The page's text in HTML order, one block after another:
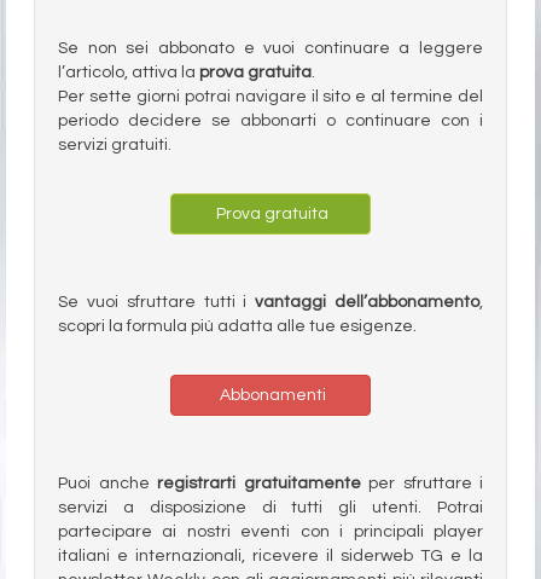
Se non sei abbonato e vuoi continuare a leggere
l’articolo, attiva la prova gratuita.
Per sette giorni potrai navigare il sito e al termine del
periodo decidere se abbonarti o continuare con i
servizi gratuiti.
Prova gratuita
Se vuoi sfruttare tutti ivantaggi dell’abbonamento,
scopri la formula più adatta alle tue esigenze.
Abbonamenti
Puoi anche registrarti gratuitamenteper sfruttare i
servizi a disposizione di tutti gli utenti. Potrai
partecipare ai nostri eventi con i principali player
italiani e internazionali, ricevere il siderweb TG e la